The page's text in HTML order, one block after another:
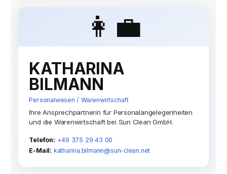
👩‍💼
KATHARINA
BILMANN
Personalwesen / Warenwirtschaft
Ihre Ansprechpartnerin für Personalangelegenheiten
und die Warenwirtschaft bei Sun Clean GmbH.
Telefon: +49 375 29 43 00
E-Mail: katharina.bilmann@sun-clean.net